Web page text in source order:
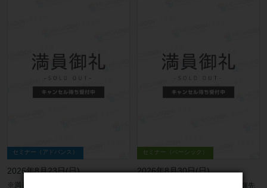
セミナー（アドバンス）
2026年8月23日(日)
※満員御礼【名古屋1Day】中山隆司
セミナー（ベーシック）
2026年8月30日(日)
※満員御礼【東京Basic】松岡大輝先